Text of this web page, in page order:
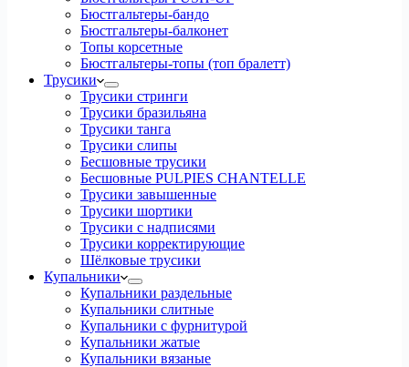
Бюстгальтеры-бандо
Бюстгальтеры-балконет
Топы корсетные
Бюстгальтеры-топы (топ бралетт)
Трусики
Трусики стринги
Трусики бразильяна
Трусики танга
Трусики слипы
Бесшовные трусики
Бесшовные PULPIES CHANTELLE
Трусики завышенные
Трусики шортики
Трусики с надписями
Трусики корректирующие
Шёлковые трусики
Купальники
Купальники раздельные
Купальники слитные
Купальники с фурнитурой
Купальники жатые
Купальники вязаные